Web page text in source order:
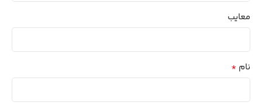
معایب
نام *